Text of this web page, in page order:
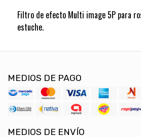
Filtro de efecto Multi image 5P para
estuche.
MEDIOS DE PAGO
MEDIOS DE ENVÍO